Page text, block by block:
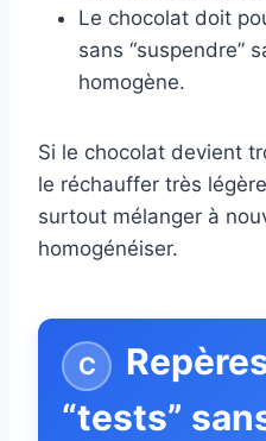
Le chocolat doit
sans “suspendre”
homogène.
Si le chocolat devient
le réchauffer très
surtout mélanger à
homogénéiser.
“tests”